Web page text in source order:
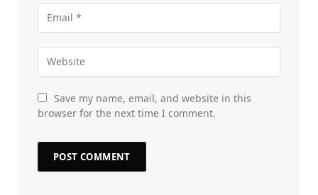
Save my name, email, and website in this
browser for the next time I comment.